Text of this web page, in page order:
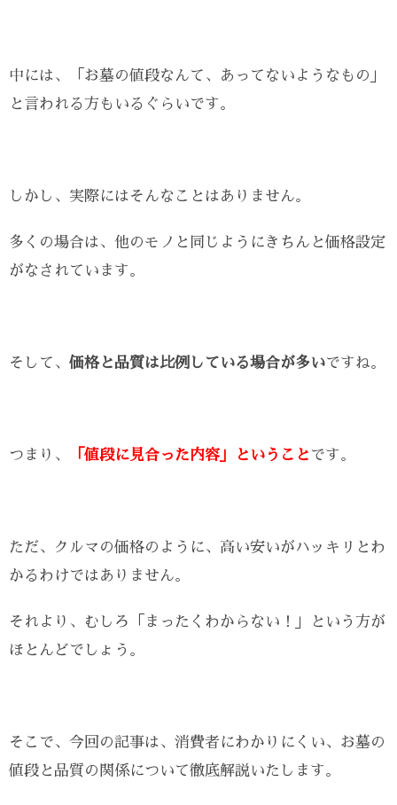
中には、「お墓の値段なんて、あってないようなもの」
と言われる方もいるぐらいです。
しかし、実際にはそんなことはありません。
多くの場合は、他のモノと同じようにきちんと価格設定
がなされています。
そして、 価格と品質は比例している場合が多いですね。
つまり、 「値段に見合った内容」ということ です。
ただ、クルマの価格のように、高い安いがハッキリとわ
かるわけではありません。
それより、むしろ「まったくわからない！」という方が
ほとんどでしょう。
そこで、今回の記事は、消費者にわかりにくい、お墓の
値段と品質の関係について徹底解説いたします。